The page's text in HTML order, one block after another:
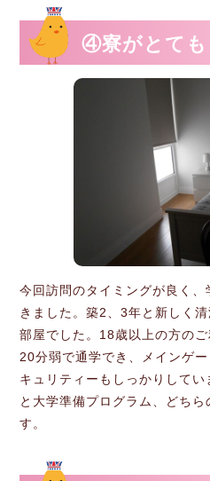
④寮がとても
今回訪問のタイミングが良く
きました。築2、3年と新しく
部屋でした。18歳以上の方の
20分弱で通学でき、メインゲ
キュリティーもしっかりして
と大学準備プログラム、どち
す。